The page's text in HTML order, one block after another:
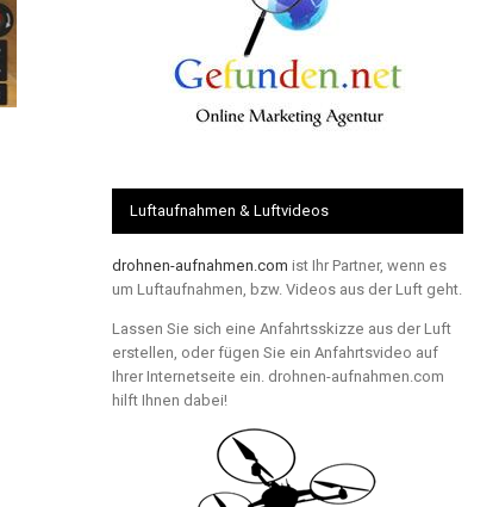
Luftaufnahmen & Luftvideos
drohnen-aufnahmen.com ist Ihr Partner, wenn es
um Luftaufnahmen, bzw. Videos aus der Luft geht.
Lassen Sie sich eine Anfahrtsskizze aus der Luft
erstellen, oder fügen Sie ein Anfahrtsvideo auf
Ihrer Internetseite ein. drohnen-aufnahmen.com
hilft Ihnen dabei!